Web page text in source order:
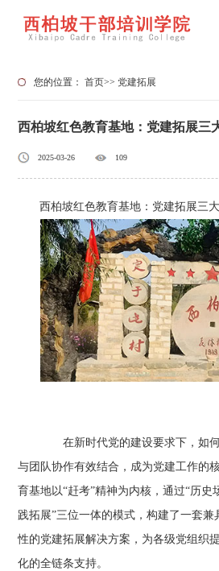
您的位置：首页>> 党建拓展
西柏坡红色教育基地：党建拓展三
2025-03-26 109
西柏坡红色教育基地：党建拓展三
在新时代党的建设要求下，如何
与团队协作有效结合，成为党建工作的
育基地以“赶考”精神为内核，通过“历史
践拓展”三位一体的模式，构建了一套
性的党建拓展解决方案，为各级党组织
化的全链条支持。